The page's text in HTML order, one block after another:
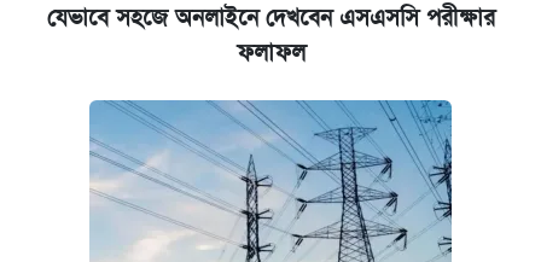
যেভাবে সহজে অনলাইনে দেখবেন এসএসসি পরীক্ষার
ফলাফল